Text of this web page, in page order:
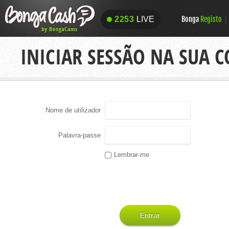
2253 LIVE
2253 LIVE Bonga Registo
INICIAR SESSÃO NA SUA
Nome de utilizador
Palavra-passe
Lembrar-me
Entrar